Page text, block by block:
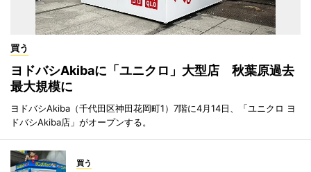
買う
ヨドバシAkibaに「ユニクロ」大型店 秋葉原過去
最大規模に
ヨドバシAkiba（千代田区神田花岡町1）7階に4月14日、「ユニクロ ヨ
ドバシAkiba店」がオープンする。
買う